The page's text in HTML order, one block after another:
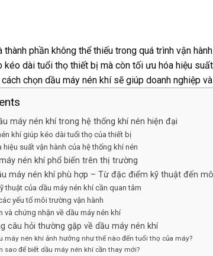
thành phần không thể thiếu trong quá trình vận
kéo dài tuổi thọ thiết bị mà còn tối ưu hóa hiệu
chọn dầu máy nén khí sẽ giúp doanh nghiệp
máy nén khí trong hệ thống khí nén hiện đại
khí giúp kéo dài tuổi thọ của thiết bị
hiệu suất vận hành của hệ thống khí nén
nén khí phổ biến trên thị trường
máy nén khí phù hợp – Từ đặc điểm kỹ thuật đến
thuật của dầu máy nén khí cần quan tâm
yếu tố môi trường vận hành
và chứng nhận về dầu máy nén khí
câu hỏi thường gặp về dầu máy nén khí
máy nén khí ảnh hưởng như thế nào đến tuổi thọ của máy?
sao để biết dầu máy nén khí cần thay mới?